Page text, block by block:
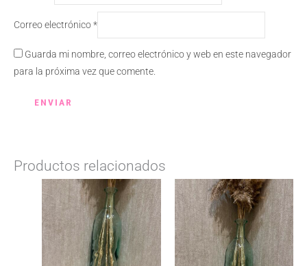
Correo electrónico*
Guarda mi nombre, correo electrónico y web en este navegador
para la próxima vez que comente.
Productos relacionados